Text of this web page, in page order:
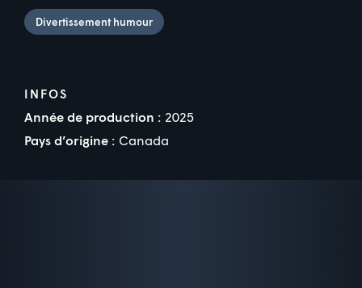
Divertissement humour
INFOS
Année de production : 2025
Pays d’origine : Canada